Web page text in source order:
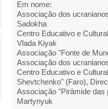
Em nome:
Associação dos
Sadokha
Centro Educativo e
Vlada Kiyak
Associação "Fonte de
Associação dos
Centro Educativo e
Shevtchenko" (Faro),
Associação "Pirâmide
Martynyuk